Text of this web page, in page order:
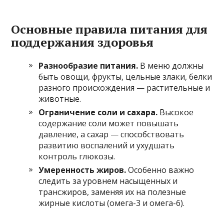
Основные правила питания для
поддержания здоровья
Разнообразие питания. В меню должны
быть овощи, фрукты, цельные злаки, белки
разного происхождения — растительные и
животные.
Ограничение соли и сахара. Высокое
содержание соли может повышать
давление, а сахар — способствовать
развитию воспалений и ухудшать
контроль глюкозы.
Умеренность жиров.Особенно важно
следить за уровнем насыщенных и
трансжиров, заменяя их на полезные
жирные кислоты (омега-3 и омега-6).